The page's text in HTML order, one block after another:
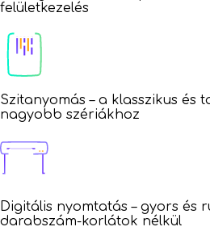
felületkezelés
Szitanyomás – a klasszikus és
nagyobb szériákhoz
Digitális nyomtatás – gyors és
darabszám-korlátok nélkül